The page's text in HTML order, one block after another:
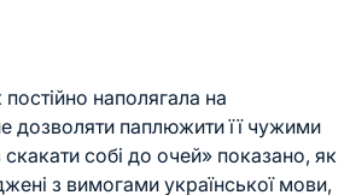
наполягала на
дозволяти паплюжити її чужими
собі до очей» показано, як
з вимогами української мови,